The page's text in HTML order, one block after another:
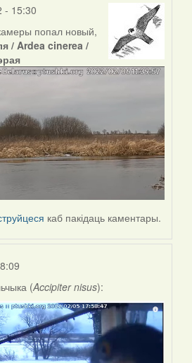
- 15:30
попал новый,
/ Ardea cinerea /
каб пакідаць каментары.
(Accipiter nisus):